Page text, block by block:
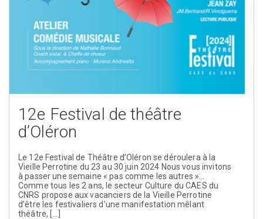
12e Festival de théâtre
d’Oléron
Le 12e Festival de Théâtre d’Oléron se déroulera à la
Vieille Perrotine du 23 au 30 juin 2024 Nous vous invitons
à passer une semaine « pas comme les autres »…
Comme tous les 2 ans, le secteur Culture du CAES du
CNRS propose aux vacanciers de la Vieille Perrotine
d’être les festivaliers d’une manifestation mêlant
théâtre, […]